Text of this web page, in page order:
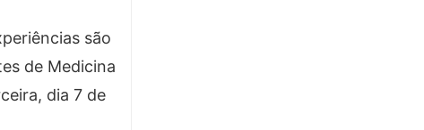
são
de Medicina
dia 7 de